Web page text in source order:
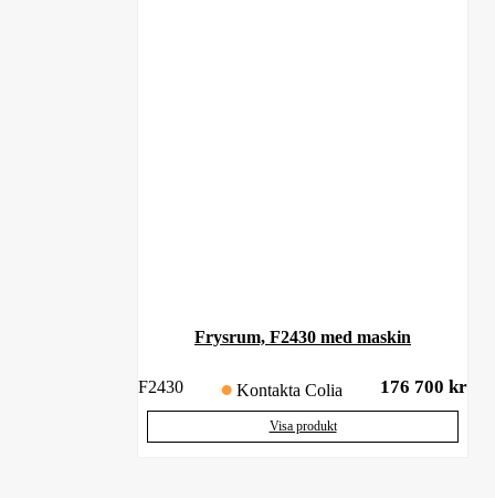
Frysrum, F2430 med maskin
F2430 Kontakta Colia 176 700 kr
Visa produkt